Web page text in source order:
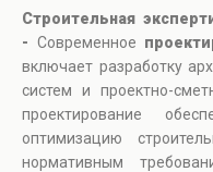
Строительная
- Современное
включает разработку
систем и проектно-
проектирование
оптимизацию
нормативным